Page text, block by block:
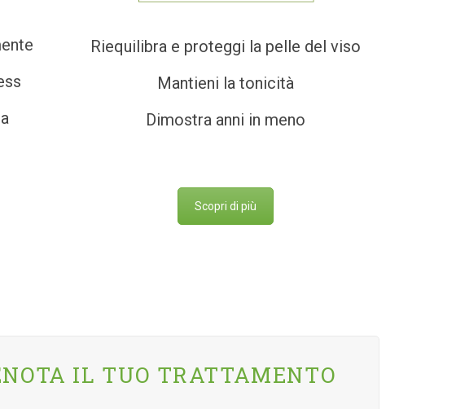
Riequilibra e proteggi la pelle del viso
Mantieni la tonicità
Dimostra anni in meno
Scopri di più
IL TUO TRATTAMENTO